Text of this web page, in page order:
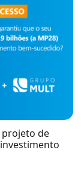
projeto de